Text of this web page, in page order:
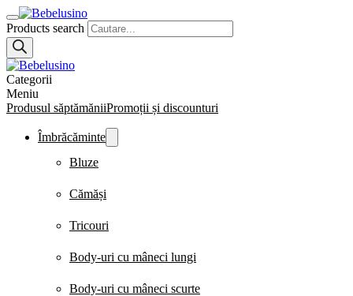
Products search
Categorii
Meniu
Produsul săptămăniiPromoții și discounturi
Îmbrăcăminte
Bluze
Cămăși
Tricouri
Body-uri cu mâneci lungi
Body-uri cu mâneci scurte